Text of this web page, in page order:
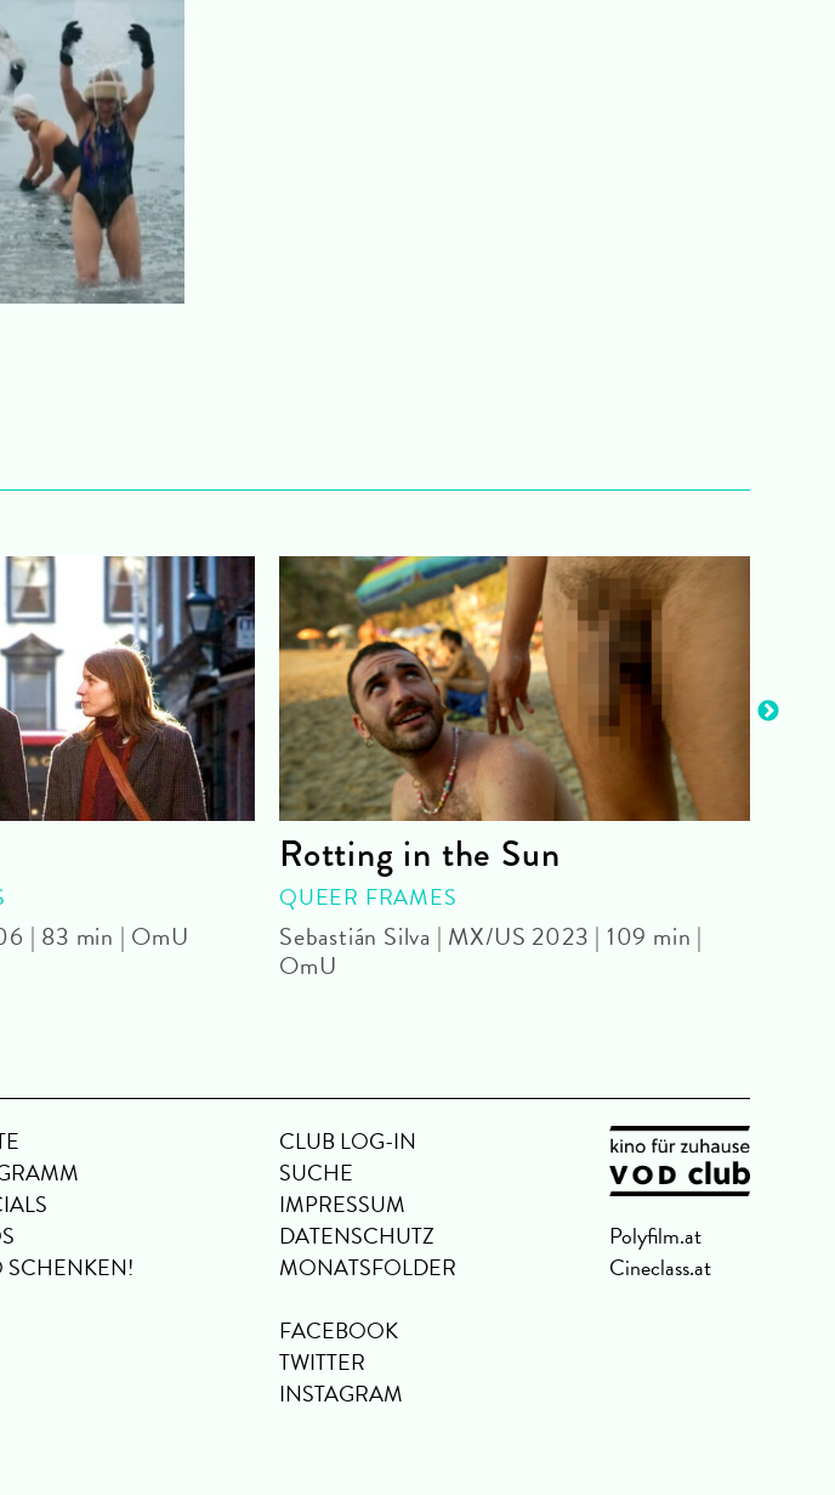
| 83 min | OmU
Rotting in the Sun
QUEER FRAMES
Sebastián Silva | MX/US 2023 | 109 min |
OmU
SCHENKEN!
CLUB LOG-IN
SUCHE
IMPRESSUM
DATENSCHUTZ
MONATSFOLDER
FACEBOOK
TWITTER
INSTAGRAM
Polyfilm.at
Cineclass.at